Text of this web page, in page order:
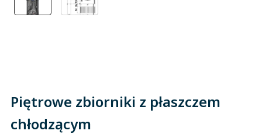
Piętrowe zbiorniki z płaszczem
chłodzącym